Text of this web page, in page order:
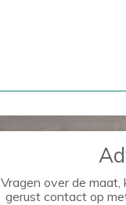
Vragen over de
gerust contact op